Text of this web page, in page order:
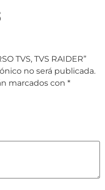
TVS, TVS RAIDER”
no será publicada.
marcados con *